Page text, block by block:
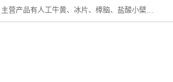
陕西盘龙翊海医药有限公司是一家民营科技型中小企业，公司核心专注医药原料药与药用辅料的批发，主营产品有人工牛黄、冰片、樟脑、盐酸小檗碱、氢氧化铝、枸橼酸喷托维林、甲硝唑、维生素B、维生素C、维生素E、克霉唑、利巴韦林、氯化铵等。